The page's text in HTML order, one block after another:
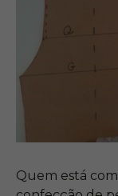
Quem está